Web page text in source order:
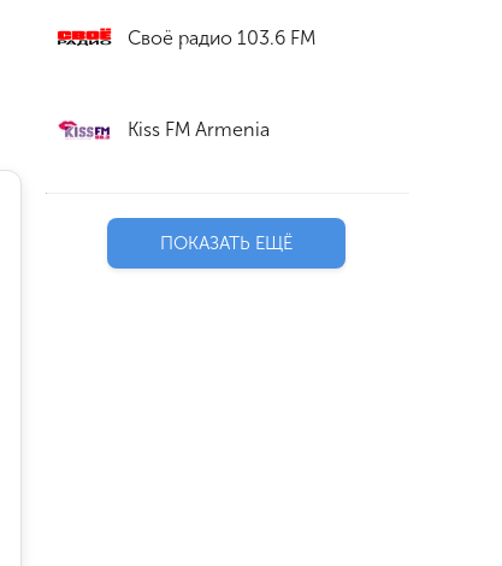
Своё радио 103.6 FM
Kiss FM Armenia
ПОКАЗАТЬ ЕЩЁ